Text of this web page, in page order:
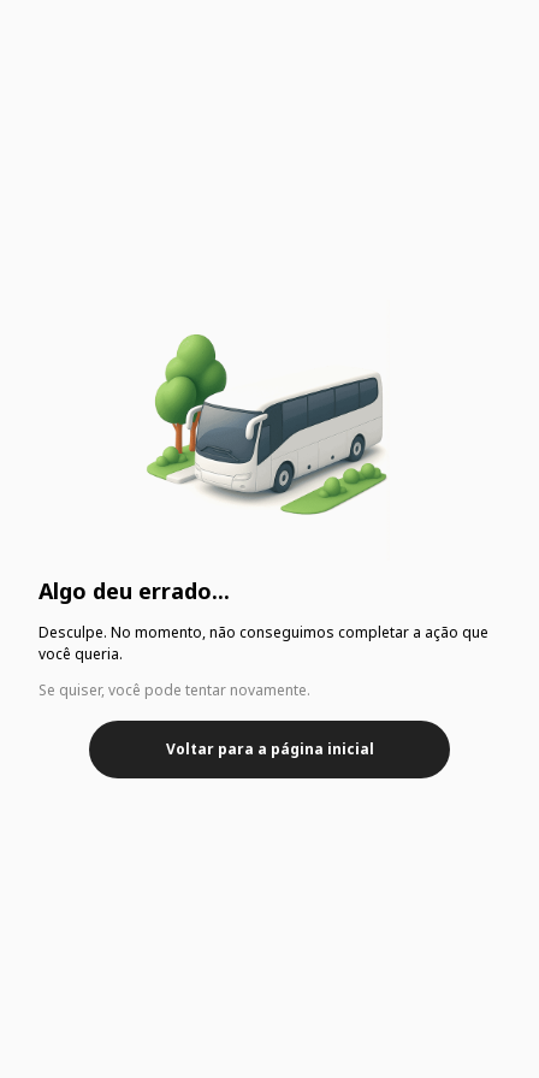
Algo deu errado...
Desculpe. No momento, não conseguimos completar a ação que
você queria.
Se quiser, você pode tentar novamente.
Voltar para a página inicial